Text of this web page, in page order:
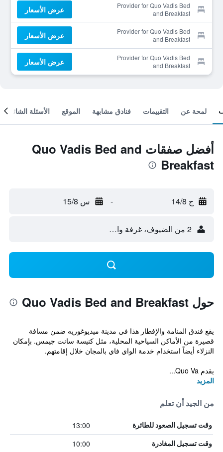
Provider for Quo Vadis Bed
and Breakfast
عرض الأسعار
Provider for Quo Vadis Bed
and Breakfast
عرض الأسعار
Provider for Quo Vadis Bed
and Breakfast
عرض الأسعار
لمحة عن التقييمات فنادق مشابهة الموقع الأسئلة الشائعة
أفضل صفقات Quo Vadis Bed and
Breakfast
ج 14/8 - س 15/8
2 من الضيوف، غرفة واحدة
حول Quo Vadis Bed and Breakfast
يقع فندق المنامة والإفطار هذا في مدينة ميديوغوريه ضمن مسافة
قصيرة من الأماكن السياحية المحلية، مثل كنيسة سانت جيمس. بإمكان
النزلاء أيضاً استخدام خدمة الواي فاي بالمجان خلال إقامتهم.
يقدم Quo Va...
المزيد
من الجيد أن تعلم
وقت تسجيل الصعود للطائرة 13:00
وقت تسجيل المغادرة 10:00